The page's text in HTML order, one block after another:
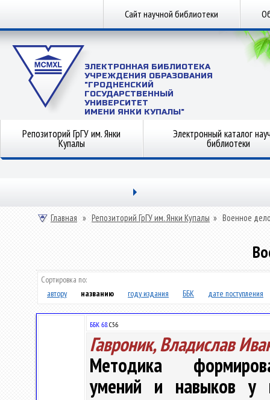
Сайт научной библиотеки
ЭЛЕКТРОННАЯ БИБЛИОТЕКА
УЧРЕЖДЕНИЯ ОБРАЗОВАНИЯ
"ГРОДНЕНСКИЙ
ГОСУДАРСТВЕННЫЙ
УНИВЕРСИТЕТ
ИМЕНИ ЯНКИ КУПАЛЫ"
Репозиторий ГрГУ им. Янки
Купалы
Электронный каталог
библиотеки
Главная » Репозиторий ГрГУ им. Янки Купалы » Военное
Сортировка по:
автору
названию году издания ББК дате поступления
ББК 68.С56
Гавроник, Владислав
Методика
умений и навыков у